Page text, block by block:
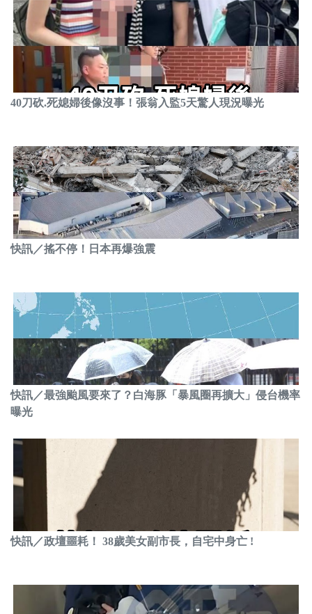
40刀砍.死媳婦後像沒事！張翁入監5天驚人現況曝光
快訊／搖不停！日本再爆強震
快訊／最強颱風要來了？白海豚「暴風圈再擴大」侵台機率
曝光
快訊／政壇噩耗！ 38歲美女副市長，自宅中身亡 !